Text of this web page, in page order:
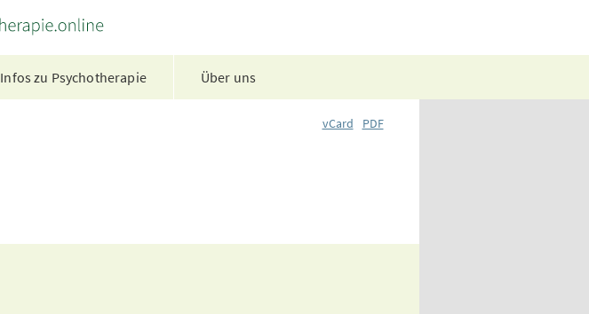
Infos zu Psychotherapie Über uns
vCard PDF